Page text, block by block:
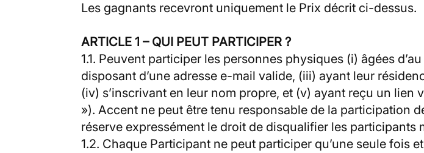
Les gagnants recevront uniquement le Prix décrit ci-dessus.
ARTICLE 1 – QUI PEUT PARTICIPER ?
1.1. Peuvent participer les personnes physiques (i) âgées
disposant d’une adresse e-mail valide, (iii) ayant leur
(iv) s’inscrivant en leur nom propre, et (v) ayant reçu un lien
»). Accent ne peut être tenu responsable de la participation
réserve expressément le droit de disqualifier les participants
1.2. Chaque Participant ne peut participer qu’une seule fois